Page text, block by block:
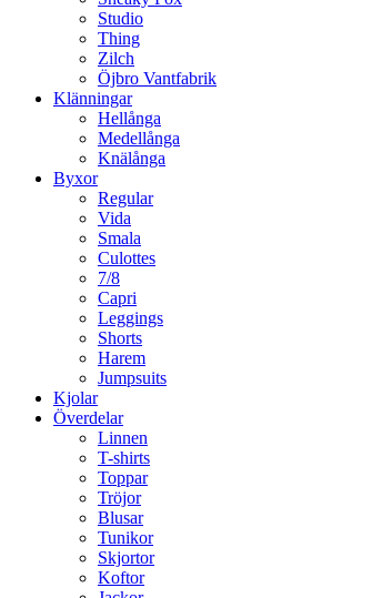
Studio
Thing
Zilch
Öjbro Vantfabrik
Klänningar
Hellånga
Medellånga
Knälånga
Byxor
Regular
Vida
Smala
Culottes
7/8
Capri
Leggings
Shorts
Harem
Jumpsuits
Kjolar
Överdelar
Linnen
T-shirts
Toppar
Tröjor
Blusar
Tunikor
Skjortor
Koftor